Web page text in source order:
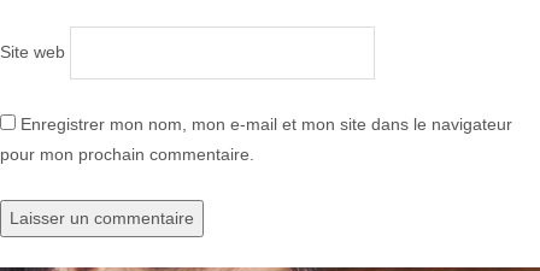
Site web
Enregistrer mon nom, mon e-mail et mon site dans le navigateur
pour mon prochain commentaire.